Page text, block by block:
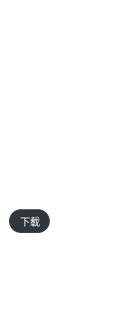
下載